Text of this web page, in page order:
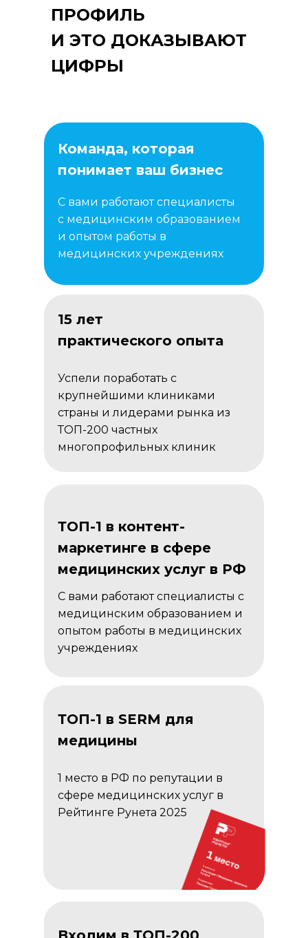
ПРОФИЛЬ
И ЭТО ДОКАЗЫВАЮТ
ЦИФРЫ
Команда, которая
понимает ваш бизнес
ТОП-1 в контент-
маркетинге в сфере
медицинских услуг в РФ
15 лет
практического опыта
ТОП-1 в SERM для
медицины
С вами работают специалисты
с медицинским образованием
и опытом работы в
медицинских учреждениях
С вами работают специалисты с
медицинским образованием и
опытом работы в медицинских
учреждениях
Успели поработать с
крупнейшими клиниками
страны и лидерами рынка из
ТОП-200 частных
многопрофильных клиник
1 место в РФ по репутации в
сфере медицинских услуг в
Рейтинге Рунета 2025